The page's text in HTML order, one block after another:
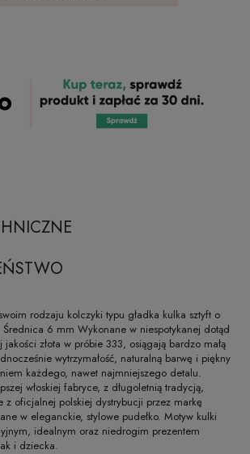
rodzaju kolczyki typu gładka kulka sztyft o
6 mm Wykonane w niespotykanej dotąd
złota w próbie 333, osiągają bardzo małą
wytrzymałość, naturalną barwę i piękny
każdego, nawet najmniejszego detalu.
włoskiej fabryce, z długoletnią tradycją,
z oficjalnej polskiej dystrybucji przez markę
w eleganckie, stylowe pudełko. Motyw kulki
idealnym oraz niedrogim prezentem
i dziecka.